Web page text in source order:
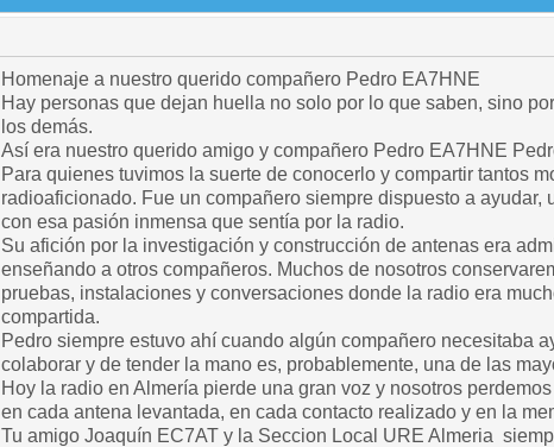
Homenaje a nuestro querido compañero Pedro EA7HNE
Hay personas que dejan huella no solo por lo que saben, sino
los demás.
Así era nuestro querido amigo y compañero Pedro EA7HNE
Para quienes tuvimos la suerte de conocerlo y compartir tantos
radioaficionado. Fue un compañero siempre dispuesto a
con esa pasión inmensa que sentía por la radio.
Su afición por la investigación y construcción de antenas era
enseñando a otros compañeros. Muchos de nosotros
pruebas, instalaciones y conversaciones donde la radio era
compartida.
Pedro siempre estuvo ahí cuando algún compañero necesitaba
colaborar y de tender la mano es, probablemente, una de las
Hoy la radio en Almería pierde una gran voz y nosotros
en cada antena levantada, en cada contacto realizado y en la
Tu amigo Joaquín EC7AT y la Seccion Local URE Almeria